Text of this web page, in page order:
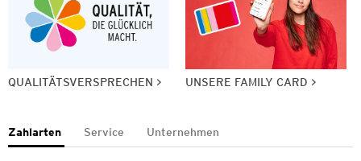
QUALITÄTSVERSPRECHEN UNSERE FAMILY CARD
Zahlarten Service Unternehmen